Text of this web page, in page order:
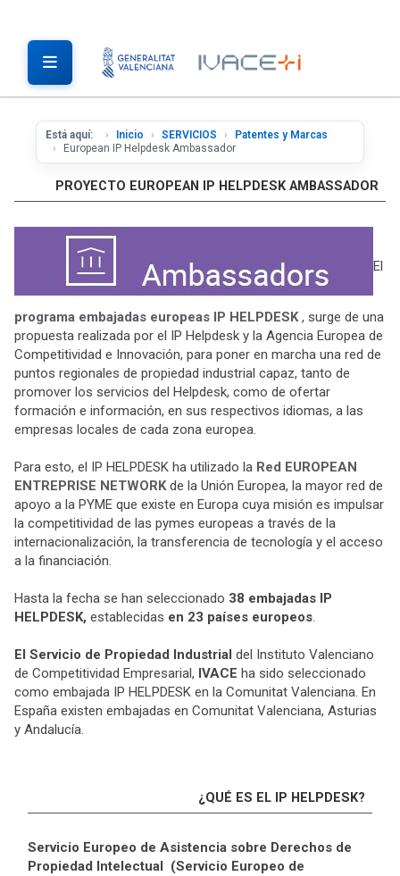
Está aquí: Inicio SERVICIOS
Patentes y Marcas
European IP Helpdesk Ambassador
PROYECTO EUROPEAN IP HELPDESK AMBASSADOR
El
programa embajadas europeas IP HELPDESK, surge de una
propuesta realizada por el IP Helpdesk y la Agencia Europea de
Competitividad e Innovación, para poner en marcha una red de
puntos regionales de propiedad industrial capaz, tanto de
promover los servicios del Helpdesk, como de ofertar
formación e información, en sus respectivos idiomas, a las
empresas locales de cada zona europea.
Para esto, el IP HELPDESK ha utilizado la Red EUROPEAN
ENTREPRISE NETWORK de la Unión Europea, la mayor red de
apoyo a la PYME que existe en Europa cuya misión es impulsar
la competitividad de las pymes europeas a través de la
internacionalización, la transferencia de tecnología y el acceso
a la financiación.
Hasta la fecha se han seleccionado 38 embajadas IP
HELPDESK, establecidas en 23 países europeos.
El Servicio de Propiedad Industrial del Instituto Valenciano
de Competitividad Empresarial, IVACE ha sido seleccionado
como embajada IP HELPDESK en la Comunitat Valenciana. En
España existen embajadas en Comunitat Valenciana, Asturias
y Andalucía.
¿QUÉ ES EL IP HELPDESK?
Servicio Europeo de Asistencia sobre Derechos de
Propiedad Intelectual (Servicio Europeo de